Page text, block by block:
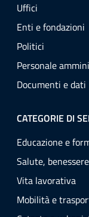
Uffici
Enti e fondazioni
Politici
Personale
Documenti e dati
CATEGORIE DI
Educazione e
Salute,
Vita lavorativa
Mobilità e